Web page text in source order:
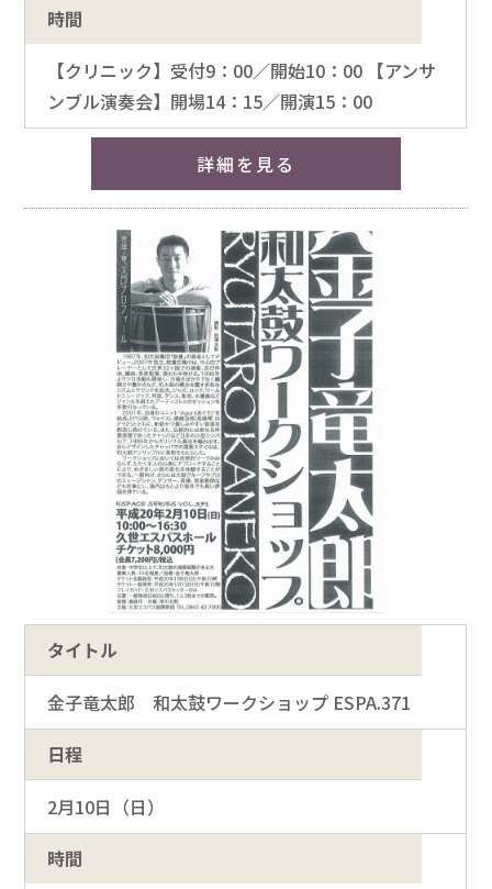
時間
【クリニック】受付9：00／開始10：00 【アンサ
ンブル演奏会】開場14：15／開演15：00
詳細を見る
タイトル
金子竜太郎 和太鼓ワークショップ ESPA.371
日程
2月10日（日）
時間